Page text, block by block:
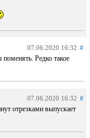
07.06.2020 16:32 #
Редко такое
07.06.2020 16:32 #
отрезками выпускает